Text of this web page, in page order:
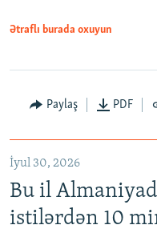
Ətraflı burada oxuyun
Paylaş PDF
İyul 30, 2026
Bu il
istilərdən 10